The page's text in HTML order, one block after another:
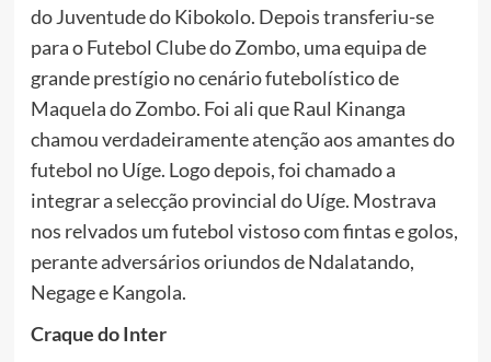
do Juventude do Kibokolo. Depois transferiu-se
para o Futebol Clube do Zombo, uma equipa de
grande prestígio no cenário futebolístico de
Maquela do Zombo. Foi ali que Raul Kinanga
chamou verdadeiramente atenção aos amantes do
futebol no Uíge. Logo depois, foi chamado a
integrar a selecção provincial do Uíge. Mostrava
nos relvados um futebol vistoso com fintas e golos,
perante adversários oriundos de Ndalatando,
Negage e Kangola.
Craque do Inter